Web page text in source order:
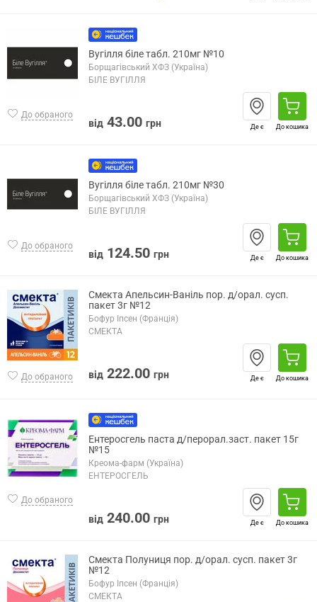
До обраного
Вугілля біле табл. 210мг №10
Борщагівський ХФЗ (Україна)
БІЛЕ ВУГІЛЛЯ
від 43.00 грн Де є До кошика
До обраного
Вугілля біле табл. 210мг №30
Борщагівський ХФЗ (Україна)
БІЛЕ ВУГІЛЛЯ
від 124.50 грн Де є До кошика
До обраного
Смекта Апельсин-Ваніль пор. д/орал. сусп.
пакет 3г №12
Бофур Іпсен (Франція)
СМЕКТА
від 222.00 грн Де є До кошика
До обраного
Ентеросгель паста д/перорал.заст. пакет 15г
№15
Креома-фарм (Україна)
ЕНТЕРОСГЕЛЬ
від 240.00 грн Де є До кошика
Смекта Полуниця пор. д/орал. сусп. пакет 3г
№12
Бофур Іпсен (Франція)
СМЕКТА